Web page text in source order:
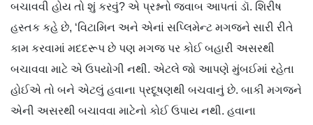
બચાવવી હોય તો શું કરવું? એ પ્રશ્નનો જવાબ આપતાં ડૉ. શિરીષ
હસ્તક કહે છે, ‘વિટામિન અને એનાં સપ્લિમેન્ટ મગજને સારી રીતે
કામ કરવામાં મદદરૂપ છે પણ મગજ પર કોઈ બહારી અસરથી
બચાવવા માટે એ ઉપયોગી નથી. એટલે જો આપણે મુંબઈમાં રહેતા
હોઈએ તો બને એટલું હવાના પ્રદૂષણથી બચવાનું છે. બાકી મગજને
એની અસરથી બચાવવા માટેનો કોઈ ઉપાય નથી. હવાના